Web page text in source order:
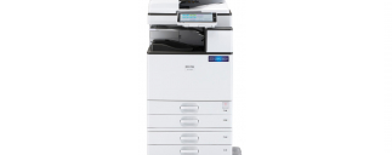
<L1> 「公正・適正な